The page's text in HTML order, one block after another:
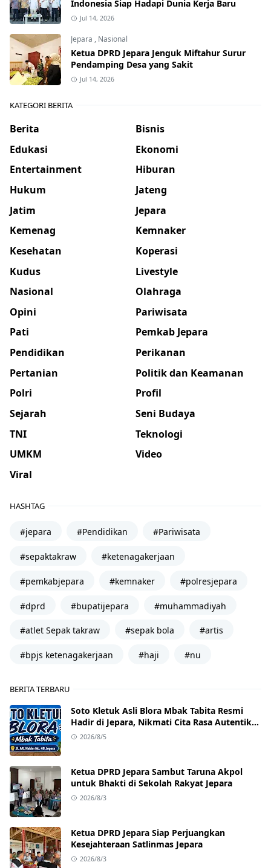
Indonesia Siap Hadapi Dunia Kerja Baru
Jul 14, 2026
Jepara , Nasional
Ketua DPRD Jepara Jenguk Miftahur Surur
Pendamping Desa yang Sakit
Jul 14, 2026
KATEGORI BERITA
Berita
Bisnis
Edukasi
Ekonomi
Entertainment
Hiburan
Hukum
Jateng
Jatim
Jepara
Kemenag
Kemnaker
Kesehatan
Koperasi
Kudus
Livestyle
Nasional
Olahraga
Opini
Pariwisata
Pati
Pemkab Jepara
Pendidikan
Perikanan
Pertanian
Politik dan Keamanan
Polri
Profil
Sejarah
Seni Budaya
TNI
Teknologi
UMKM
Video
Viral
HASHTAG
#jepara #Pendidikan #Pariwisata
#sepaktakraw #ketenagakerjaan
#pemkabjepara #kemnaker #polresjepara
#dprd #bupatijepara #muhammadiyah
#atlet Sepak takraw #sepak bola #artis
#bpjs ketenagakerjaan #haji #nu
BERITA TERBARU
Soto Kletuk Asli Blora Mbak Tabita Resmi
Hadir di Jepara, Nikmati Cita Rasa Autentik
Mulai Rp10 Ribu
2026/8/5
Ketua DPRD Jepara Sambut Taruna Akpol
untuk Bhakti di Sekolah Rakyat Jepara
2026/8/3
Ketua DPRD Jepara Siap Perjuangkan
Kesejahteraan Satlinmas Jepara
2026/8/3